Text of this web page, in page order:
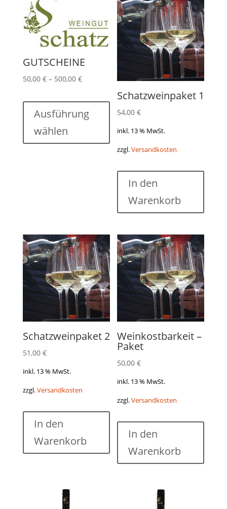
GUTSCHEINE
50,00 €– 500,00 €
Ausführung
wählen
Schatzweinpaket 1
54,00€
inkl. 13 % MwSt.
zzgl.Versandkosten
In den
Warenkorb
Schatzweinpaket 2
51,00 €
inkl. 13 % MwSt.
zzgl.Versandkosten
In den
Warenkorb
Weinkostbarkeit –
Paket
50,00€
inkl. 13 % MwSt.
zzgl.Versandkosten
In den
Warenkorb